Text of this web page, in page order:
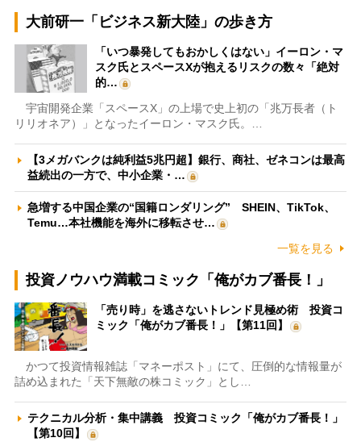
大前研一「ビジネス新大陸」の歩き方
「いつ暴発してもおかしくはない」イーロン・マ
スク氏とスペースXが抱えるリスクの数々「絶対
的…
宇宙開発企業「スペースX」の上場で史上初の「兆万長者（ト
リリオネア）」となったイーロン・マスク氏。…
【3メガバンクは純利益5兆円超】銀行、商社、ゼネコンは最高
益続出の一方で、中小企業・…
急増する中国企業の“国籍ロンダリング” SHEIN、TikTok、
Temu…本社機能を海外に移転させ…
一覧を見る
投資ノウハウ満載コミック「俺がカブ番長！」
「売り時」を逃さないトレンド見極め術 投資コ
ミック「俺がカブ番長！」【第11回】
かつて投資情報雑誌「マネーポスト」にて、圧倒的な情報量が
詰め込まれた「天下無敵の株コミック」とし…
テクニカル分析・集中講義 投資コミック「俺がカブ番長！」
【第10回】